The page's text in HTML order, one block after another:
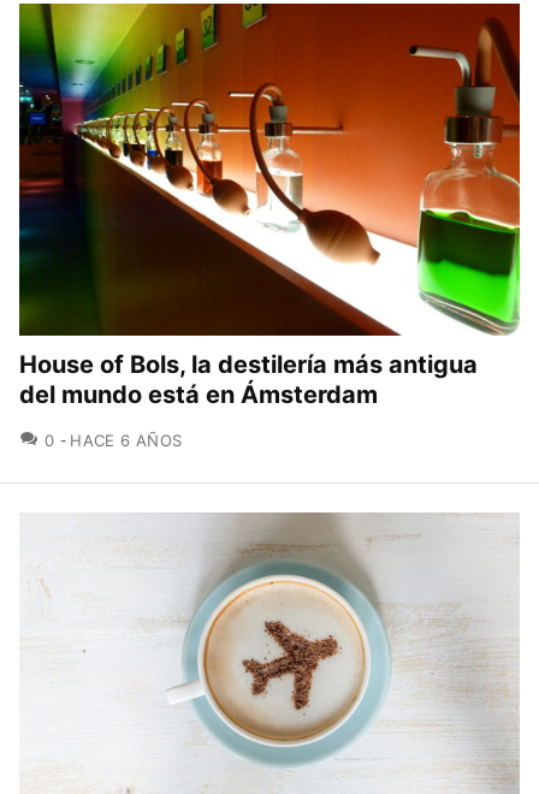
House of Bols, la destilería más antigua
del mundo está en Ámsterdam
0 COMENTARIOS
HACE 6 AÑOS